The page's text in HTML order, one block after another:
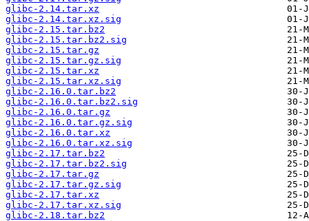
glibc-2.14.tar.xz
glibc-2.14.tar.xz.sig
glibc-2.15.tar.bz2
glibc-2.15.tar.bz2.sig
glibc-2.15.tar.gz
glibc-2.15.tar.gz.sig
glibc-2.15.tar.xz
glibc-2.15.tar.xz.sig
glibc-2.16.0.tar.bz2
glibc-2.16.0.tar.bz2.sig
glibc-2.16.0.tar.gz
glibc-2.16.0.tar.gz.sig
glibc-2.16.0.tar.xz
glibc-2.16.0.tar.xz.sig
glibc-2.17.tar.bz2
glibc-2.17.tar.bz2.sig
glibc-2.17.tar.gz
glibc-2.17.tar.gz.sig
glibc-2.17.tar.xz
glibc-2.17.tar.xz.sig
glibc-2.18.tar.bz2